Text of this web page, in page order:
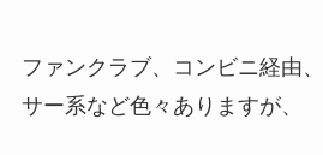
ファンクラブ、コンビニ経由
サー系など色々ありますが、